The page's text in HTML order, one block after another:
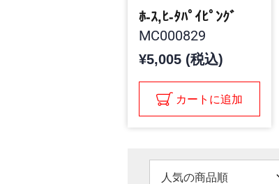
ﾎ-ｽ,ﾋ-ﾀﾊﾟｲﾋﾟﾝｸﾞ
MC000829
¥5,005 (税込)
カートに追加
人気の商品順